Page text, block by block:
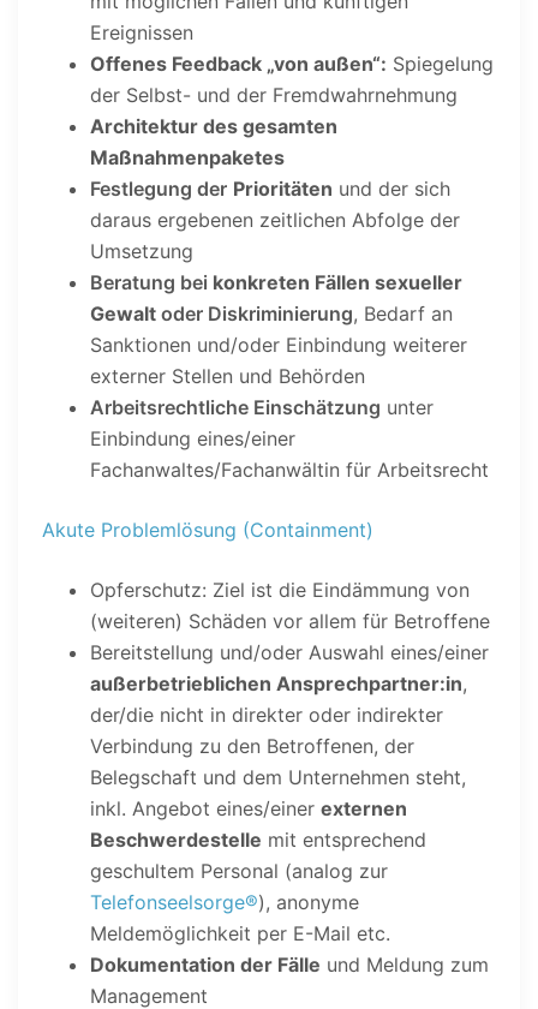
Ereignissen
Offenes Feedback „von außen“: Spiegelung
der Selbst- und der Fremdwahrnehmung
Architektur des gesamten
Maßnahmenpaketes
Festlegung der Prioritäten und der sich
daraus ergebenen zeitlichen Abfolge der
Umsetzung
Beratung bei konkreten Fällen sexueller
Gewalt oder Diskriminierung, Bedarf an
Sanktionen und/oder Einbindung weiterer
externer Stellen und Behörden
Arbeitsrechtliche Einschätzung unter
Einbindung eines/einer
Fachanwaltes/Fachanwältin für Arbeitsrecht
Akute Problemlösung (Containment)
Opferschutz: Ziel ist die Eindämmung von
(weiteren) Schäden vor allem für Betroffene
Bereitstellung und/oder Auswahl eines/einer
außerbetrieblichen Ansprechpartner:in,
der/die nicht in direkter oder indirekter
Verbindung zu den Betroffenen, der
Belegschaft und dem Unternehmen steht,
inkl. Angebot eines/einer externen
Beschwerdestelle mit entsprechend
geschultem Personal (analog zur
Telefonseelsorge®), anonyme
Meldemöglichkeit per E-Mail etc.
Dokumentation der Fälle und Meldung zum
Management